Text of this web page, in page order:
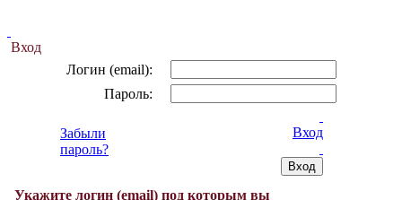
Вход
Логин (email):
Пароль:
Забыли
пароль?
Вход
Укажите логин (email) под которым вы